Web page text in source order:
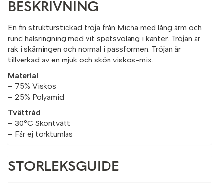
BESKRIVNING
En fin strukturstickad tröja från Micha med lång ärm och
rund halsringning med vit spetsvolang i kanter. Tröjan är
rak i skärningen och normal i passformen. Tröjan är
tillverkad av en mjuk och skön viskos-mix.
Material
– 75% Viskos
– 25% Polyamid
Tvättråd
– 30°C Skontvätt
– Får ej torktumlas
STORLEKSGUIDE